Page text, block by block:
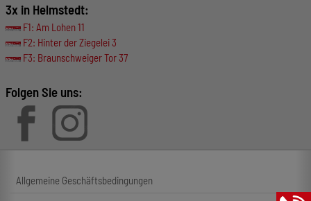
3x in Helmstedt:
F1: Am Lohen 11
F2: Hinter der Ziegelei 3
F3: Braunschweiger Tor 37
Folgen Sie uns:
Allgemeine Geschäftsbedingungen